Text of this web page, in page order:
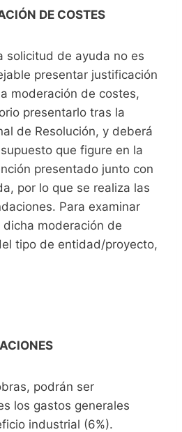
DE COSTES
solicitud de ayuda no es
presentar justificación
moderación de costes,
presentarlo tras la
de Resolución, y deberá
que figure en la
presentado junto con
por lo que se realiza las
Para examinar
moderación de
tipo de entidad/proyecto,
podrán ser
los gastos generales
industrial (6%).